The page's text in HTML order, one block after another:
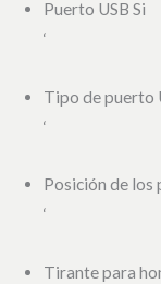
Puerto USB Si
‘
Tipo de puerto
‘
Posición de los
‘
Tirante para